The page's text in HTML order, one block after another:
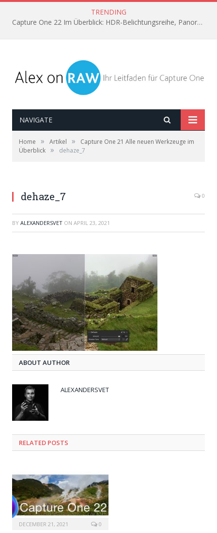
TRENDING
Capture One 22 Im Überblick: HDR-Belichtungsreihe, Panorama aus Einzelbildern, Horizont automatisch ausrichten
NAVIGATE
Home » Artikel »
Capture One 21 Alle neuen Werkzeuge im
Überblick » dehaze_7
dehaze_7 0
BY ALEXANDERSVET ON APRIL 23, 2021
ABOUT AUTHOR
ALEXANDERSVET
RELATED POSTS
DECEMBER 21, 2021 0